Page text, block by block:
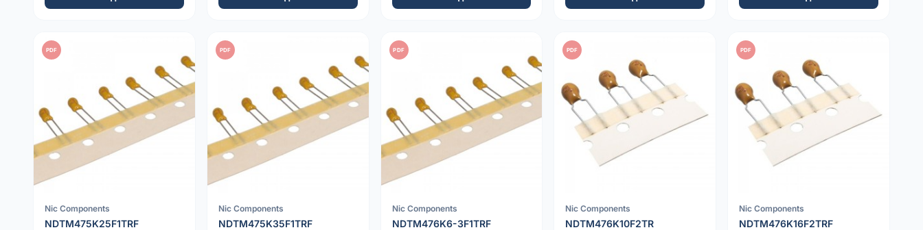
PDF
Nic Components
NDTM475K25F1TRF
PDF
Nic Components
NDTM475K35F1TRF
PDF
Nic Components
NDTM476K6-3F1TRF
PDF
Nic Components
NDTM476K10F2TR
PDF
Nic Components
NDTM476K16F2TRF